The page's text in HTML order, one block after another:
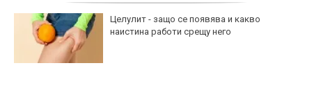
Целулит - защо се появява и какво
наистина работи срещу него